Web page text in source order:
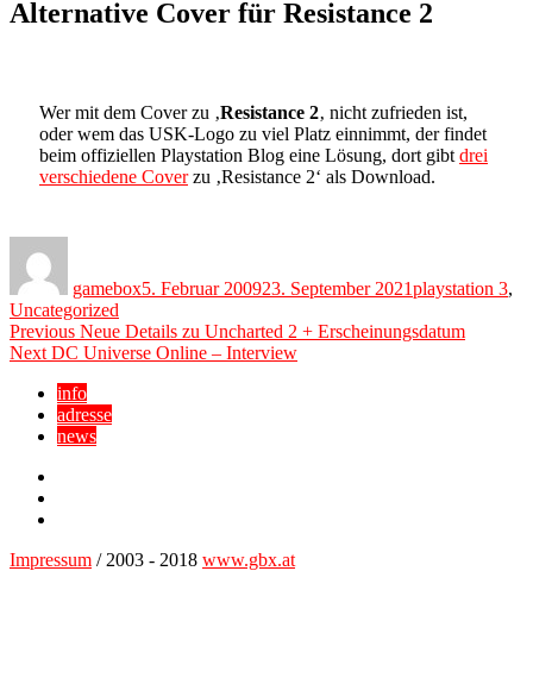
Alternative Cover für Resistance 2
Wer mit dem Cover zu ‚Resistance 2‚ nicht zufrieden ist,
oder wem das USK-Logo zu viel Platz einnimmt, der findet
beim offiziellen Playstation Blog eine Lösung, dort gibt drei
verschiedene Coverzu ‚Resistance 2‘ als Download.
gamebox5. Februar 200923. September 2021playstation 3,
Uncategorized
Beitragsnavigation
Previous Previous
post:
Neue Details zu Uncharted 2 + Erscheinungsdatum
Next Next
DC Universe Online – Interview
info
adresse
news
Impressum / 2003 - 2018 www.gbx.at